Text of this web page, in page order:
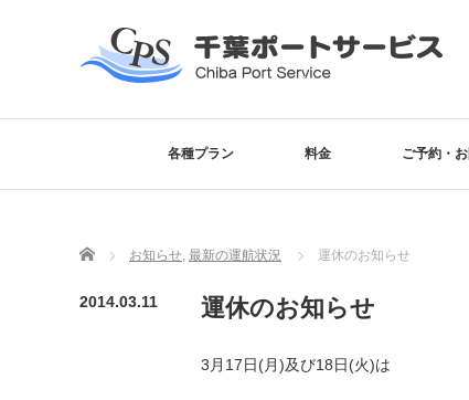
各種プラン 料金 ご予約・
Home お知らせ, 最新の運航状況 運休のお知らせ
2014.03.11 運休のお知らせ
3月17日(月)及び18日(火)は